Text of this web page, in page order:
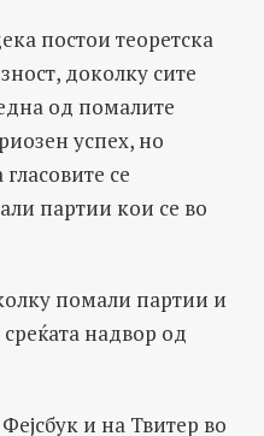
постои теоретска
доколку сите
од помалите
успех, но
се
партии кои се во
помали партии и
надвор од
и на Твитер во